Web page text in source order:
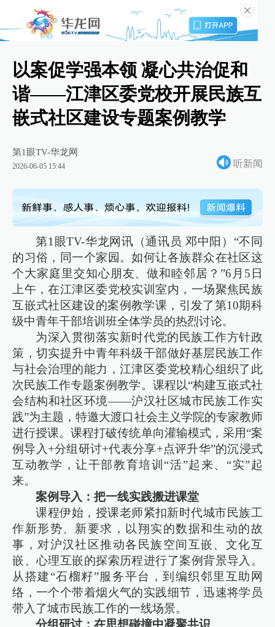
以案促学强本领 凝心共治促和
谐——江津区委党校开展民族互
嵌式社区建设专题案例教学
第1眼TV-华龙网
2026-06-05 15:44 听新闻
第1眼TV-华龙网讯（通讯员 邓中阳）“不同
的习俗，同一个家园。如何让各族群众在社区这
个大家庭里交知心朋友、做和睦邻居？”6月5日
上午，在江津区委党校实训室内，一场聚焦民族
互嵌式社区建设的案例教学课，引发了第10期科
级中青年干部培训班全体学员的热烈讨论。
为深入贯彻落实新时代党的民族工作方针政
策，切实提升中青年科级干部做好基层民族工作
与社会治理的能力，江津区委党校精心组织了此
次民族工作专题案例教学。课程以“构建互嵌式社
会结构和社区环境——沪汉社区城市民族工作实
践”为主题，特邀大渡口社会主义学院的专家教师
进行授课。课程打破传统单向灌输模式，采用“案
例导入+分组研讨+代表分享+点评升华”的沉浸式
互动教学，让干部教育培训“活”起来、“实”起
来。
案例导入：把一线实践搬进课堂
课程伊始，授课老师紧扣新时代城市民族工
作新形势、新要求，以翔实的数据和生动的故
事，对沪汉社区推动各民族空间互嵌、文化互
嵌、心理互嵌的探索历程进行了案例背景导入。
从搭建“石榴籽”服务平台，到编织邻里互助网
络，一个个带着烟火气的实践细节，迅速将学员
带入了城市民族工作的一线场景。
分组研讨：在思想碰撞中凝聚共识